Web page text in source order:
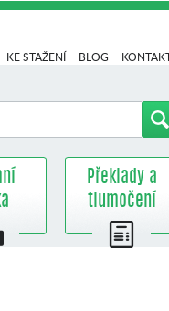
KE STAŽENÍ BLOG
Překlady a
tlumočení